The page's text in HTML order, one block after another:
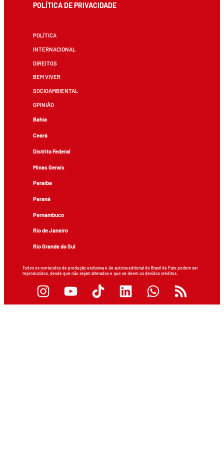
POLÍTICA DE PRIVACIDADE
POLÍTICA
INTERNACIONAL
DIREITOS
BEM VIVER
SOCIOAMBIENTAL
OPINIÃO
Bahia
Ceará
Distrito Federal
Minas Gerais
Paraíba
Paraná
Pernambuco
Rio de Janeiro
Rio Grande do Sul
Todos os conteúdos de produção exclusiva e de autoria editorial do Brasil de Fato podem ser
reproduzidos, desde que não sejam alterados e que se deem os devidos créditos.